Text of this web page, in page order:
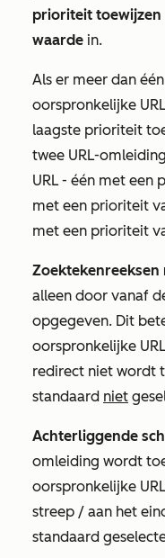
prioriteit toewijzen
waarde in.
Als er meer dan
oorspronkelijke
laagste prioriteit
twee URL-
URL - één met een
met een prioriteit
met een prioriteit
Zoektekenreeksen
alleen door vanaf
opgegeven. Dit
oorspronkelijke
redirect niet wordt
standaard niet
Achterliggende
omleiding wordt
oorspronkelijke
streep / aan het
standaard